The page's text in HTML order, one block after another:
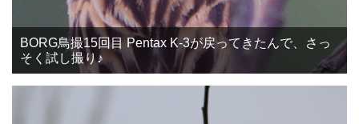
BORG鳥撮15回目 Pentax K-3が戻ってきたんで、さっ
そく試し撮り♪